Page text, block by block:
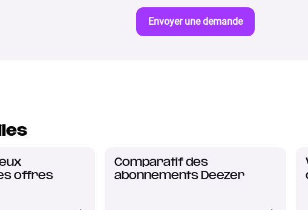
Envoyer une demande
offres
Comparatif des
abonnements Deezer